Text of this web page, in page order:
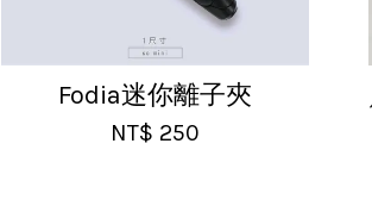
Fodia迷你離子夾
NT$ 250